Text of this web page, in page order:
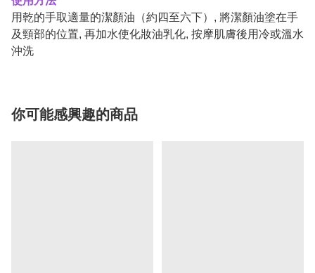
用乾的手取適量的潔顏油（約四至六下）, 將潔顏油塗在手
及頸部的位置, 再加水使化妝油乳化, 按摩肌膚後用冷或溫水
沖洗
你可能感興趣的商品